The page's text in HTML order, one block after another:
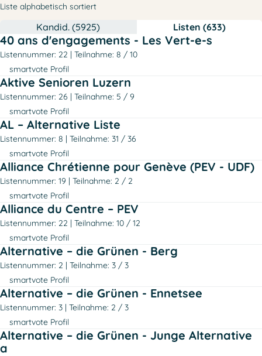
Liste alphabetisch sortiert
Kandid. (5925) Listen (633)
40 ans d'engagements - Les Vert-e-s
Listennummer: 22
Teilnahme: 8 / 10
smartvote Profil
Aktive Senioren Luzern
Listennummer: 26
Teilnahme: 5 / 9
smartvote Profil
AL – Alternative Liste
Listennummer: 8
Teilnahme: 31 / 36
smartvote Profil
Alliance Chrétienne pour Genève (PEV - UDF)
Listennummer: 19
Teilnahme: 2 / 2
smartvote Profil
Alliance du Centre – PEV
Listennummer: 22
Teilnahme: 10 / 12
smartvote Profil
Alternative – die Grünen - Berg
Listennummer: 2
Teilnahme: 3 / 3
smartvote Profil
Alternative – die Grünen - Ennetsee
Listennummer: 3
Teilnahme: 2 / 3
smartvote Profil
Alternative – die Grünen - Junge Alternative
a